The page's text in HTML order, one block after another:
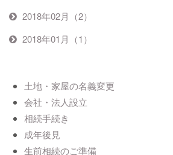
2018年02月（2）
2018年01月（1）
土地・家屋の名義変更
会社・法人設立
相続手続き
成年後見
生前相続のご準備